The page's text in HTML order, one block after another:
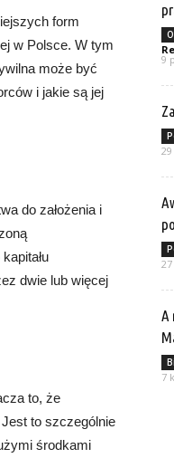
form
w Polsce. W tym
może być
i jakie są jej
do założenia i
dwie lub więcej
to, że
to szczególnie
środkami
9
A
7